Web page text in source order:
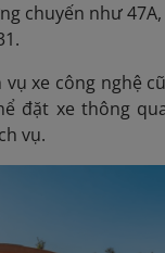
chuyến như 47A,
vụ xe công nghệ
đặt xe thông
vụ.